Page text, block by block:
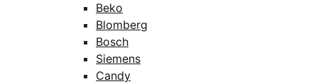
Beko
Blomberg
Bosch
Siemens
Candy